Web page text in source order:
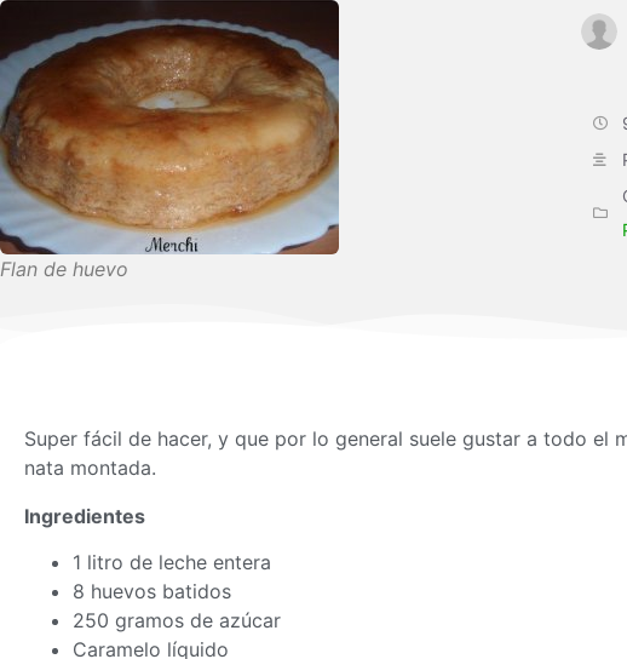
Flan de huevo
Super fácil de hacer, y que por lo general suele gustar a todo el
nata montada.
Ingredientes
1 litro de leche entera
8 huevos batidos
250 gramos de azúcar
Caramelo líquido